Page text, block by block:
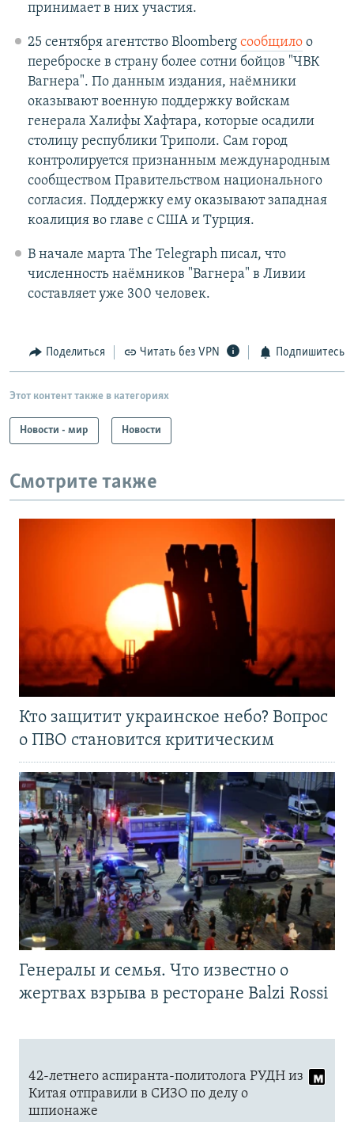
принимает в них участия.
25 сентября ​агентство Bloomberg сообщилоо
переброске в страну более сотни бойцов "ЧВК
Вагнера". По данным издания, наёмники
оказывают военную поддержку войскам
генерала Халифы Хафтара, которые осадили
столицу республики Триполи. Сам город
контролируется признанным международным
сообществом Правительством национального
согласия. Поддержку ему оказывают западная
коалиция во главе с США и Турция.
В начале марта The Telegraph писал, что
численность наёмников "Вагнера" в Ливии
составляет уже 300 человек.
Поделиться Читать без VPN Подпишитесь
Этот контент также в категориях
Новости - мир Новости
Смотрите также
Кто защитит украинское небо? Вопрос
о ПВО становится критическим
Генералы и семья. Что известно о
жертвах взрыва в ресторане Balzi Rossi